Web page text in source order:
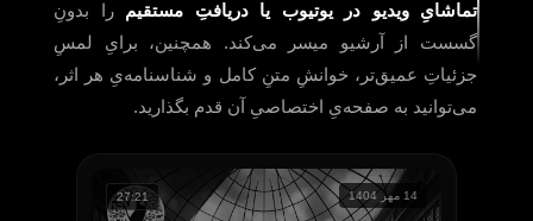
تماشایِ ویدیو در یوتیوب یا دریافتِ مستقیم را بدونِ
گسست از آرشیو میسر می‌کند. همچنین، برایِ لمسِ
جزئیاتِ عمیق‌تر، خوانشِ متنِ کامل و شناسنامه‌یِ هر اثر،
می‌توانید به صفحه‌یِ اختصاصیِ آن قدم بگذارید.
27:21 14 مهر 1404